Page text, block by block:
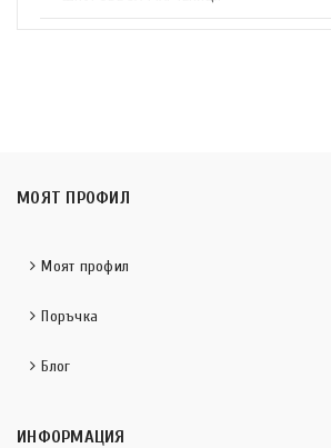
МОЯТ ПРОФИЛ
Моят профил
Поръчка
Блог
ИНФОРМАЦИЯ